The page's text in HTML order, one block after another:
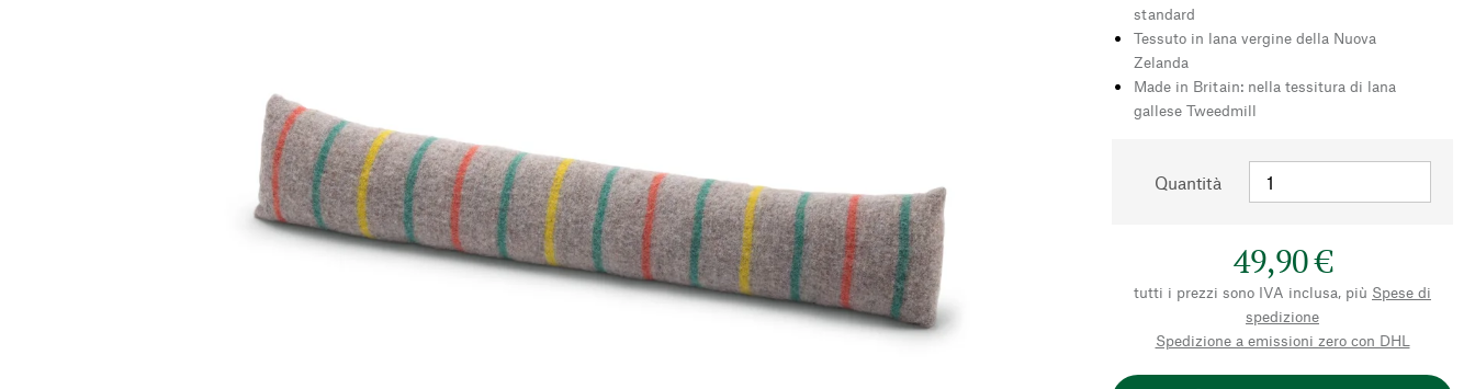
standard
Tessuto in lana vergine della Nuova
Zelanda
Made in Britain: nella tessitura di lana
gallese Tweedmill
Quantità
49,90 €
tutti i prezzi sono IVA inclusa, più Spese di
spedizione
Spedizione a emissioni zero con DHL